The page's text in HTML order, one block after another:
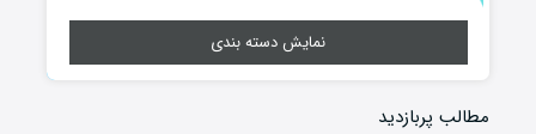
نمایش دسته بندی
مطالب پربازدید